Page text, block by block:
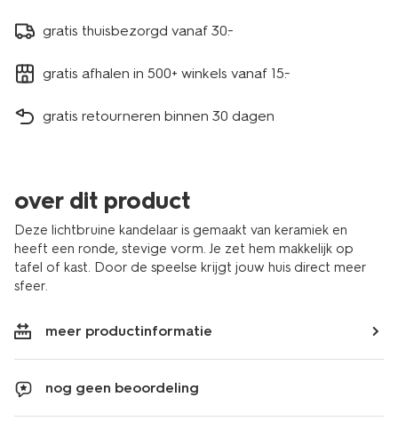
gratis thuisbezorgd vanaf 30.-
gratis afhalen in 500+ winkels vanaf 15.-
gratis retourneren binnen 30 dagen
over dit product
Deze lichtbruine kandelaar is gemaakt van keramiek en
heeft een ronde, stevige vorm. Je zet hem makkelijk op
tafel of kast. Door de speelse krijgt jouw huis direct meer
sfeer.
meer productinformatie
nog geen beoordeling